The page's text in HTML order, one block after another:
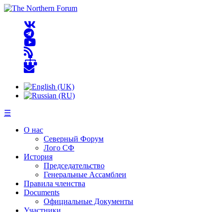
☰
О нас
Северный Форум
Лого СФ
История
Председательство
Генеральные Ассамблеи
Правила членства
Documents
Официальные Документы
Участники